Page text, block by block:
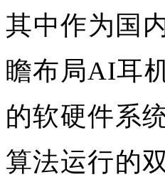
其中作为国
瞻布局AI耳
的软硬件系
算法运行的